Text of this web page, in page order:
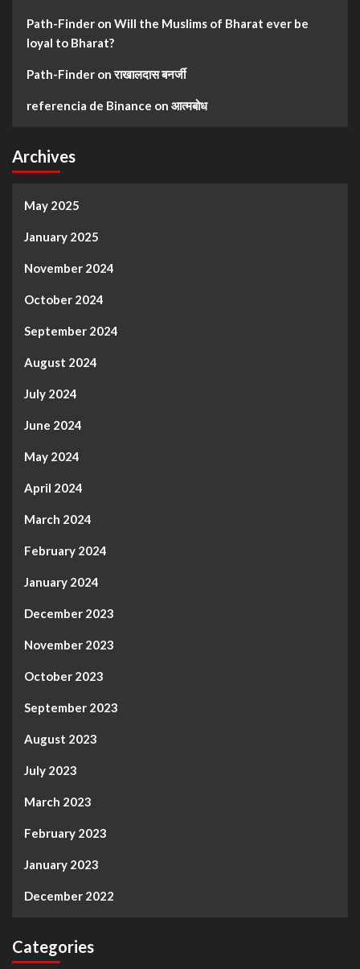
Path-Finder on Will the Muslims of Bharat ever be
loyal to Bharat?
Path-Finder onराखालदास बनर्जी
referencia de Binance on आत्मबोध
Archives
May 2025
January 2025
November 2024
October 2024
September 2024
August 2024
July 2024
June 2024
May 2024
April 2024
March 2024
February 2024
January 2024
December 2023
November 2023
October 2023
September 2023
August 2023
July 2023
March 2023
February 2023
January 2023
December 2022
Categories